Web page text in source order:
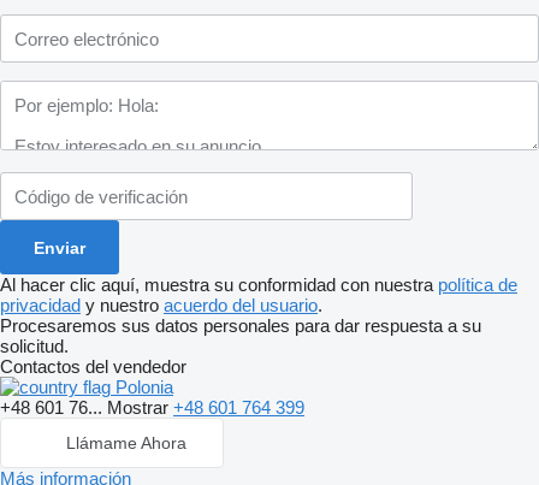
Al hacer clic aquí, muestra su conformidad con nuestra política de
privacidad y nuestro acuerdo del usuario.
Procesaremos sus datos personales para dar respuesta a su
solicitud.
Contactos del vendedor
Polonia
+48 601 76... Mostrar +48 601 764 399
Llámame Ahora
Más información